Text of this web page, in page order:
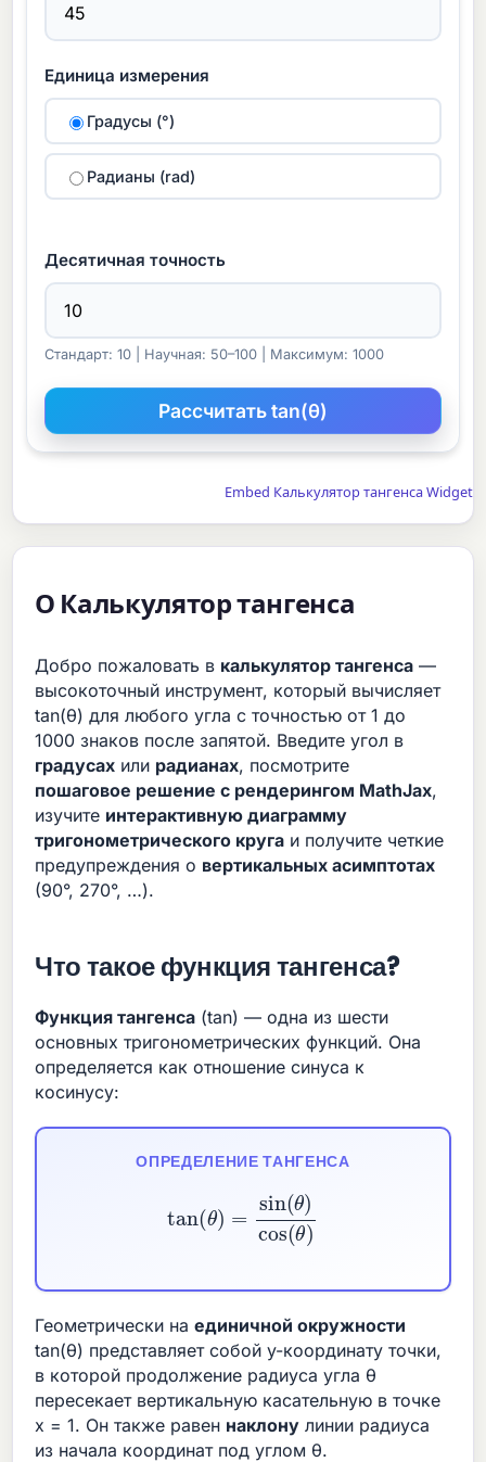
Единица измерения
Градусы (°)
Радианы (rad)
Десятичная точность
Стандарт: 10 | Научная: 50–100 | Максимум: 1000
Embed Калькулятор тангенса Widget
О Калькулятор тангенса
Добро пожаловать в калькулятор тангенса —
высокоточный инструмент, который вычисляет
tan(θ) для любого угла с точностью от 1 до
1000 знаков после запятой. Введите угол в
градусах или радианах, посмотрите
пошаговое решение с рендерингом MathJax,
изучите интерактивную диаграмму
тригонометрического круга и получите четкие
предупреждения о вертикальных асимптотах
(90°, 270°, …).
Что такое функция тангенса?
Функция тангенса (tan) — одна из шести
основных тригонометрических функций. Она
определяется как отношение синуса к
косинусу:
ОПРЕДЕЛЕНИЕ ТАНГЕНСА
θ)cos
Геометрически наединичной окружности
tan(θ) представляет собой y-координату точки,
в которой продолжение радиуса угла θ
пересекает вертикальную касательную в точке
x = 1. Он также равен наклону линии радиуса
из начала координат под углом θ.